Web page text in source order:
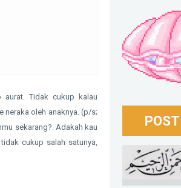
aurat. Tidak cukup kalau
neraka oleh anaknya. (p/s;
sekarang?. Adakah kau
cukup salah satunya,
Berkat